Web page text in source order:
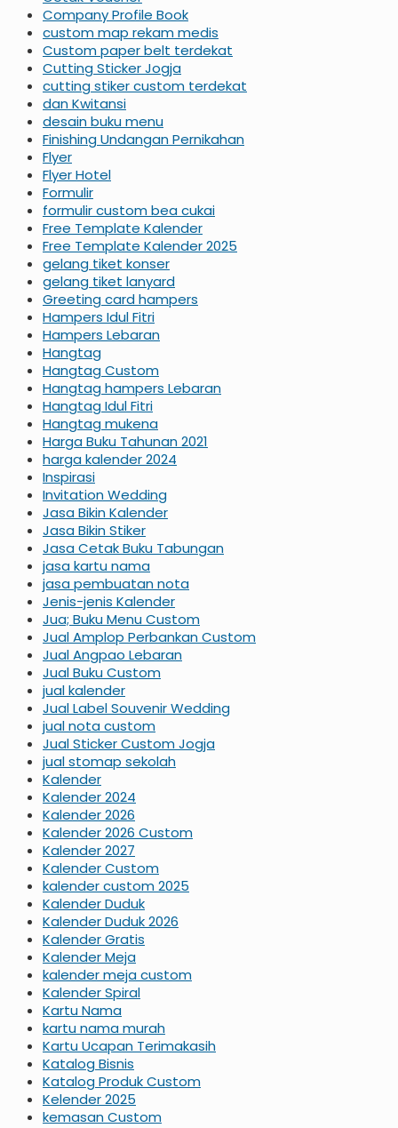
Company Profile Book
custom map rekam medis
Custom paper belt terdekat
Cutting Sticker Jogja
cutting stiker custom terdekat
dan Kwitansi
desain buku menu
Finishing Undangan Pernikahan
Flyer
Flyer Hotel
Formulir
formulir custom bea cukai
Free Template Kalender
Free Template Kalender 2025
gelang tiket konser
gelang tiket lanyard
Greeting card hampers
Hampers Idul Fitri
Hampers Lebaran
Hangtag
Hangtag Custom
Hangtag hampers Lebaran
Hangtag Idul Fitri
Hangtag mukena
Harga Buku Tahunan 2021
harga kalender 2024
Inspirasi
Invitation Wedding
Jasa Bikin Kalender
Jasa Bikin Stiker
Jasa Cetak Buku Tabungan
jasa kartu nama
jasa pembuatan nota
Jenis-jenis Kalender
Jua; Buku Menu Custom
Jual Amplop Perbankan Custom
Jual Angpao Lebaran
Jual Buku Custom
jual kalender
Jual Label Souvenir Wedding
jual nota custom
Jual Sticker Custom Jogja
jual stomap sekolah
Kalender
Kalender 2024
Kalender 2026
Kalender 2026 Custom
Kalender 2027
Kalender Custom
kalender custom 2025
Kalender Duduk
Kalender Duduk 2026
Kalender Gratis
Kalender Meja
kalender meja custom
Kalender Spiral
Kartu Nama
kartu nama murah
Kartu Ucapan Terimakasih
Katalog Bisnis
Katalog Produk Custom
Kelender 2025
kemasan Custom